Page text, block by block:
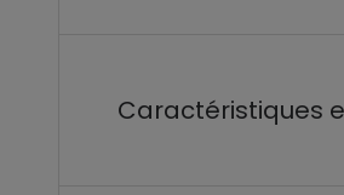
Caractéristiques